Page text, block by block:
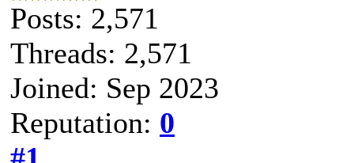
Posts: 2,571
Threads: 2,571
Joined: Sep 2023
Reputation: 0